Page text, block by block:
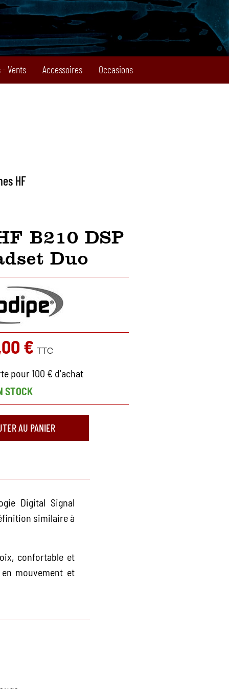
- Vents Accessoires Occasions
HF
B210 DSP
Duo
€ TTC
pour 100 € d'achat
STOCK
AU PANIER
Digital Signal
similaire à
confortable et
mouvement et